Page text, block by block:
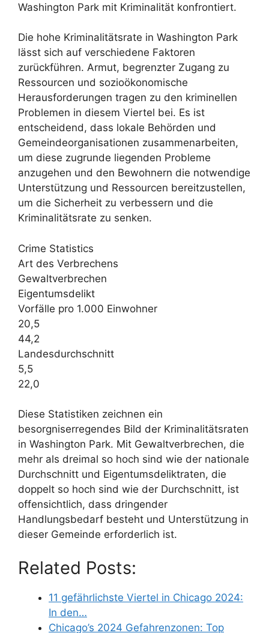
Washington Park mit Kriminalität konfrontiert.
Die hohe Kriminalitätsrate in Washington Park
lässt sich auf verschiedene Faktoren
zurückführen. Armut, begrenzter Zugang zu
Ressourcen und sozioökonomische
Herausforderungen tragen zu den kriminellen
Problemen in diesem Viertel bei. Es ist
entscheidend, dass lokale Behörden und
Gemeindeorganisationen zusammenarbeiten,
um diese zugrunde liegenden Probleme
anzugehen und den Bewohnern die notwendige
Unterstützung und Ressourcen bereitzustellen,
um die Sicherheit zu verbessern und die
Kriminalitätsrate zu senken.
Crime Statistics
Art des Verbrechens
Gewaltverbrechen
Eigentumsdelikt
Vorfälle pro 1.000 Einwohner
20,5
44,2
Landesdurchschnitt
5,5
22,0
Diese Statistiken zeichnen ein
besorgniserregendes Bild der Kriminalitätsraten
in Washington Park. Mit Gewaltverbrechen, die
mehr als dreimal so hoch sind wie der nationale
Durchschnitt und Eigentumsdeliktraten, die
doppelt so hoch sind wie der Durchschnitt, ist
offensichtlich, dass dringender
Handlungsbedarf besteht und Unterstützung in
dieser Gemeinde erforderlich ist.
Related Posts:
11 gefährlichste Viertel in Chicago 2024:
In den…
Chicago’s 2024 Gefahrenzonen: Top